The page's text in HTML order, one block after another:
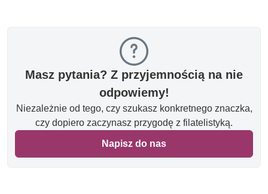
Masz pytania? Z przyjemnością na nie
odpowiemy!
Niezależnie od tego, czy szukasz konkretnego znaczka,
czy dopiero zaczynasz przygodę z filatelistyką.
Napisz do nas